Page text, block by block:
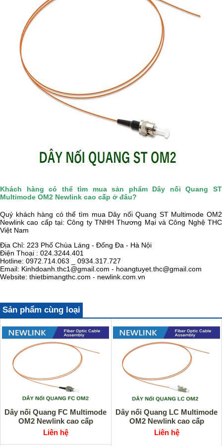
Khách hàng có thể tìm mua sản phẩm Dây nối Quang ST
Multimode OM2 Newlink cao cấp ở đâu?
Quý khách hàng có thể tìm mua Dây nối Quang ST Multimode OM2
Newlink cao cấp tại:Công ty TNHH Thương Mại và Công Nghệ THC
Việt Nam
Địa Chỉ: 223 Phố Chùa Láng - Đống Đa - Hà Nội
Điện Thoại : 024.3244.401
Hotline: 0972.714.063 _ 0934.317.727
Email: Kinhdoanh.thc1@gmail.com - hoangtuyet.thc@gmail.com
Website: thietbimangthc.com - newlink.com.vn
Sản phẩm cùng loại
Dây nối Quang FC Multimode
OM2 Newlink cao cấp
Liên hệ
Dây nối Quang LC Multimode
OM2 Newlink cao cấp
Liên hệ